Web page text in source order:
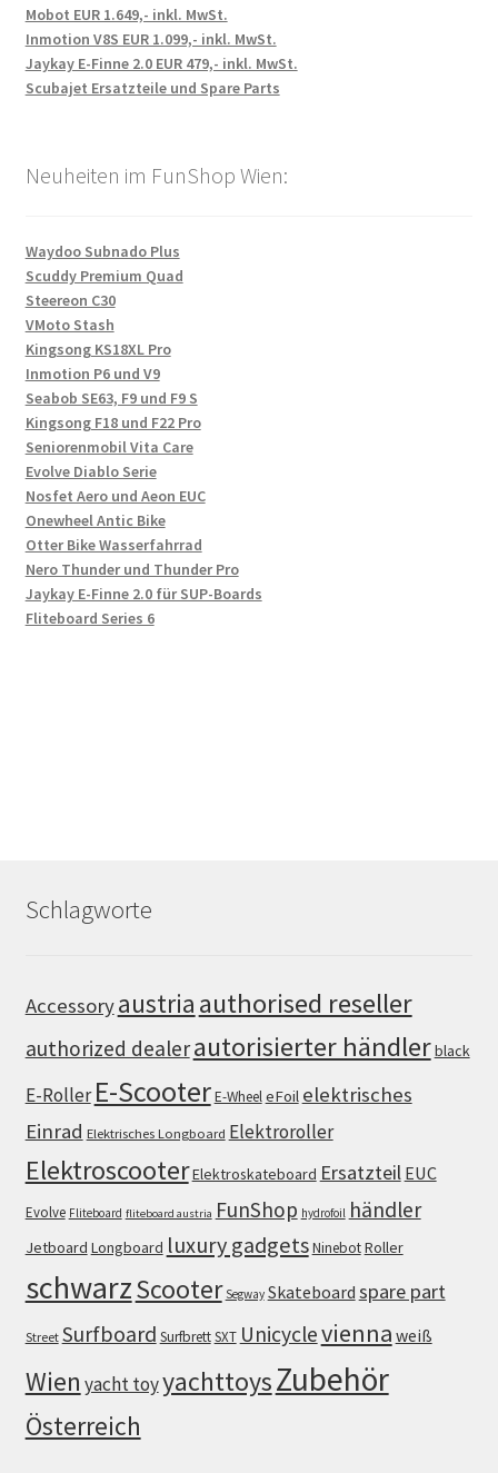
Mobot EUR 1.649,- inkl. MwSt.
Inmotion V8S EUR 1.099,- inkl. MwSt.
Jaykay E-Finne 2.0 EUR 479,- inkl. MwSt.
Scubajet Ersatzteile und Spare Parts
Neuheiten im FunShop Wien:
Waydoo Subnado Plus
Scuddy Premium Quad
Steereon C30
VMoto Stash
Kingsong KS18XL Pro
Inmotion P6 und V9
Seabob SE63, F9 und F9 S
Kingsong F18 und F22 Pro
Seniorenmobil Vita Care
Evolve Diablo Serie
Nosfet Aero und Aeon EUC
Onewheel Antic Bike
Otter Bike Wasserfahrrad
Nero Thunder und Thunder Pro
Jaykay E-Finne 2.0 für SUP-Boards
Fliteboard Series 6
Schlagworte
Accessoryaustria authorised reseller
authorized dealerautorisierter händlerblack
E-Roller E-ScooterE-WheeleFoil elektrisches
Einrad Elektrisches Longboard Elektroroller
ElektroscooterElektroskateboard Ersatzteil EUC
Evolve Fliteboard fliteboard austria FunShop hydrofoil händler
Jetboard Longboard luxury gadgetsNinebotRoller
schwarzScooter Segway Skateboard spare part
Street Surfboard SurfbrettSXT Unicyclevienna weiß
Wien yacht toyyachttoysZubehör
Österreich